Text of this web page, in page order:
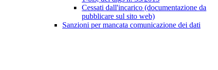
Cessati dall'incarico (documentazione da
pubblicare sul sito web)
Sanzioni per mancata comunicazione dei dati